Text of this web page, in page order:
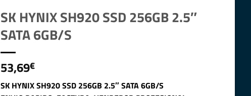
SK HYNIX SH920 SSD 256GB 2.5″
SATA 6GB/S
53,69€
SK HYNIX SH920 SSD 256GB 2.5″ SATA 6GB/S